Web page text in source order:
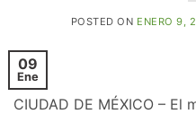
POSTED ON ENERO 9,
09
Ene
CIUDAD DE MÉXICO –